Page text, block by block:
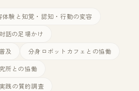
体験と知覚・認知・行動の変容
話の足場かけ
及
分身ロボットカフェとの協働
所との協働
践の質的調査